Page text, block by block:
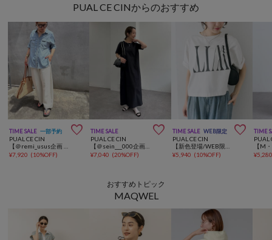
PUAL CE CINからのおすすめ
TIME SALE 一部予約 
PUAL CE CIN
¥7,920 (10%OFF)
TIME SALE 
PUAL CE CIN
¥7,040 (20%OFF)
TIME SALE WEB限定 
PUAL CE CIN
¥5,940 (10%OFF)
TIME
PUAL
¥
おすすめトピック
MAQWEL